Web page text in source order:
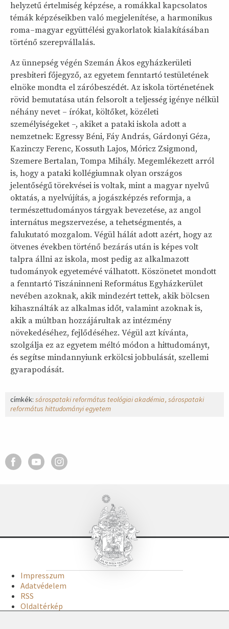
helyzetű értelmiség képzése, a romákkal kapcsolatos
témák képzéseikben való megjelenítése, a harmonikus
roma–magyar együttélési gyakorlatok kialakításában
történő szerepvállalás.
Az ünnepség végén Szemán Ákos egyházkerületi
presbiteri főjegyző, az egyetem fenntartó testületének
elnöke mondta el záróbeszédét. Az iskola történetének
rövid bemutatása után felsorolt a teljesség igénye nélkül
néhány nevet – írókat, költőket, közéleti
személyiségeket –, akiket a pataki iskola adott a
nemzetnek: Egressy Béni, Fáy András, Gárdonyi Géza,
Kazinczy Ferenc, Kossuth Lajos, Móricz Zsigmond,
Szemere Bertalan, Tompa Mihály. Megemlékezett arról
is, hogy a pataki kollégiumnak olyan országos
jelentőségű törekvései is voltak, mint a magyar nyelvű
oktatás, a nyelvújítás, a jogászképzés reformja, a
természettudományos tárgyak bevezetése, az angol
internátus megszervezése, a tehetségmentés, a
falukutató mozgalom. Végül hálát adott azért, hogy az
ötvenes években történő bezárás után is képes volt
talpra állni az iskola, most pedig az alkalmazott
tudományok egyetemévé válhatott. Köszönetet mondott
a fenntartó Tiszáninneni Református Egyházkerület
nevében azoknak, akik mindezért tettek, akik bölcsen
kihasználták az alkalmas időt, valamint azoknak is,
akik a múltban hozzájárultak az intézmény
növekedéséhez, fejlődéséhez. Végül azt kívánta,
szolgálja ez az egyetem méltó módon a hittudományt,
és segítse mindannyiunk erkölcsi jobbulását, szellemi
gyarapodását.
címkék: sárospataki református teológiai akadémia sárospataki
református hittudományi egyetem
Impresszum
Adatvédelem
RSS
Oldaltérkép